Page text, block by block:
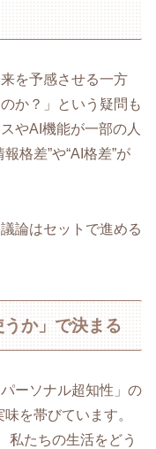
を予感させる一方
か？」という疑問も
やAI機能が一部の人
格差”や“AI格差”が
論はセットで進める
か」で決まる
ーソナル超知性」の
を帯びています。
私たちの生活をどう